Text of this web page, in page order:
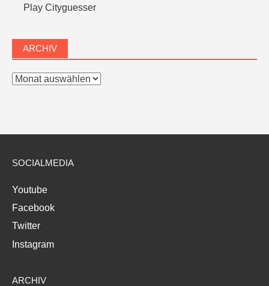
Play Cityguesser
ARCHIV
Archiv
SOCIALMEDIA
Youtube
Facebook
Twitter
Instagram
ARCHIV